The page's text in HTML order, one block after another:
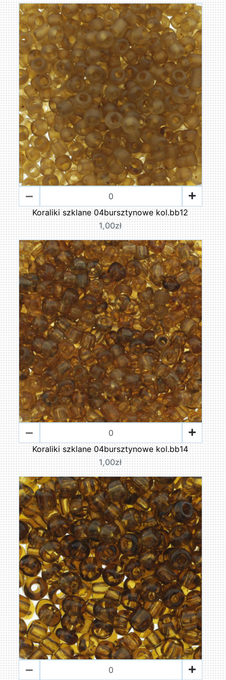
Koraliki szklane 04bursztynowe kol.bb12
1,00zł
Koraliki szklane 04bursztynowe kol.bb14
1,00zł